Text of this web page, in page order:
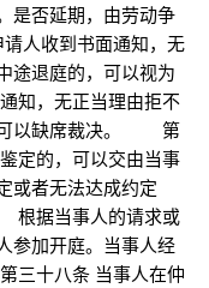
是否延期，由劳动争
人收到书面通知，无
途退庭的，可以视为
，无正当理由拒不
可以缺席裁决。 第
定的，可以交由当事
或者无法达成约定
据当事人的请求或
参加开庭。当事人经
十八条 当事人在仲